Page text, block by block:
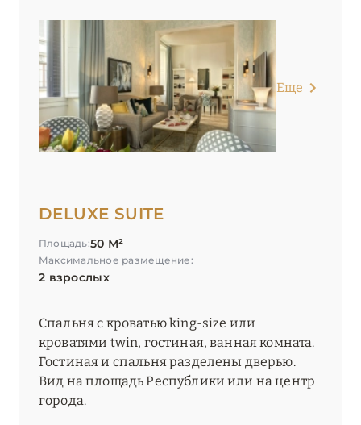
Еще
DELUXE SUITE
Площадь:50 М²
Максимальное размещение:
2 взрослых
Спальня с кроватью king-size или
кроватями twin, гостиная, ванная комната.
Гостиная и спальня разделены дверью.
Вид на площадь Республики или на центр
города.